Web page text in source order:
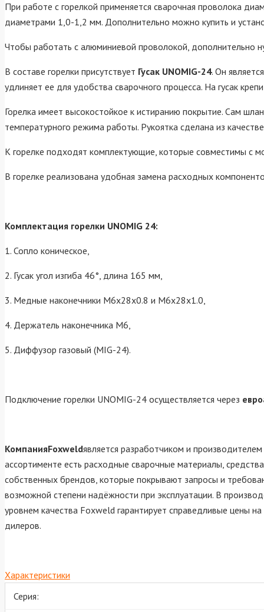
При работе с горелкой применяется сварочная проволока
диаметрами 1,0-1,2 мм. Дополнительно можно купить и
Чтобы работать с алюминиевой проволокой, дополнительно
В составе горелки присутствует Гусак UNOMIG-24. Он
удлиняет ее для удобства сварочного процесса. На гусак
Горелка имеет высокостойкое к истиранию покрытие. Сам
температурного режима работы. Рукоятка сделана из
К горелке подходят комплектующие, которые совместимы с
В горелке реализована удобная замена расходных
Комплектация горелки UNOMIG 24:
1. Сопло коническое,
2. Гусак угол изгиба 46°, длина 165 мм,
3. Медные наконечники М6х28х0.8 и М6х28х1.0,
4. Держатель наконечника М6,
5. Диффузор газовый (MIG-24).
Подключение горелки UNOMIG-24 осуществляется через
КомпанияFoxweldявляется разработчиком и
ассортименте есть расходные сварочные материалы,
собственных брендов, которые покрывают запросы и
возможной степени надёжности при эксплуатации. В
уровнем качества Foxweld гарантирует справедливые цены
дилеров.
Характеристики
Серия: